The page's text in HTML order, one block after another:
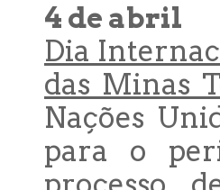
4 de abril
Dia
das Minas
Nações
para o